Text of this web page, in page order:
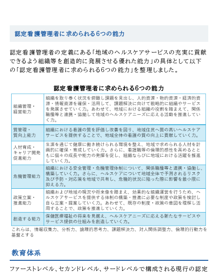
認定看護管理者に求められる6つの能力
認定看護管理者の定義にある「地域のヘルスケアサービスの充実に貢献
できるよう組織等を創造的に発展させる優れた能力」の具体として以下
の「認定看護管理者に求められる6つの能力」を整理しました。
認定看護管理者に求められる6つの能力
教育体系
ファーストレベル、セカンドレベル、サードレベルで構成される現行の認定